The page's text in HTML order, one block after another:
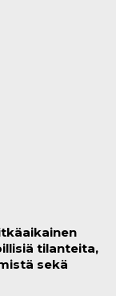
tilanteita,
sekä